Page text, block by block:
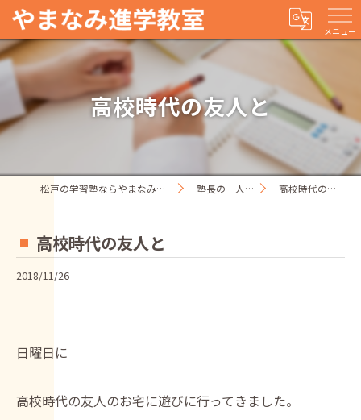
メニュー
高校時代の友人と
松戸の学習塾ならやまなみ進学教室 塾長の一人ごと 高校時代の友人と
高校時代の友人と
2018/11/26
日曜日に
高校時代の友人のお宅に遊びに行ってきました。